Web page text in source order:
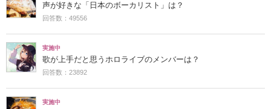
声が好きな「日本のボーカリスト」は？
回答数：49556
実施中
歌が上手だと思うホロライブのメンバーは？
回答数：23892
実施中